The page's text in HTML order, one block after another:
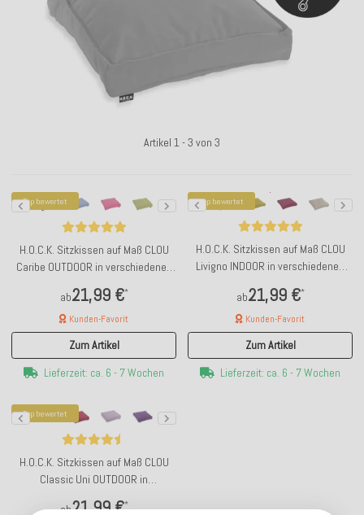
Artikel 1 - 3 von 3
Top bewertet
H.O.C.K. Sitzkissen auf Maß CLOU
Caribe OUTDOOR in verschiedenen
ab21,99 €*
Kunden-Favorit
Zum Artikel
Lieferzeit: ca. 6 - 7 Wochen
Top bewertet
H.O.C.K. Sitzkissen auf Maß CLOU
Livigno INDOOR in verschiedenen
ab21,99 €*
Kunden-Favorit
Zum Artikel
Lieferzeit: ca. 6 - 7 Wochen
Top bewertet
H.O.C.K. Sitzkissen auf Maß CLOU
Classic Uni OUTDOOR in
ab21,99 €*